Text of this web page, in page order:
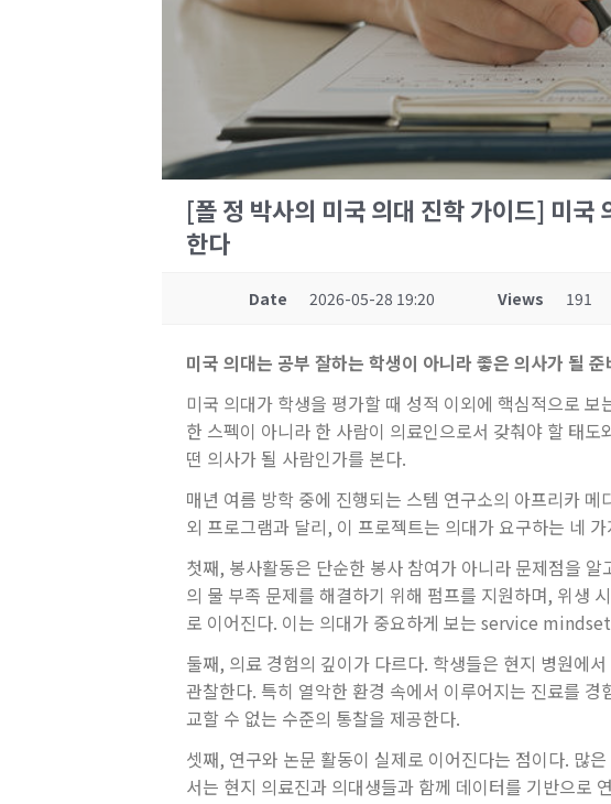
[폴 정 박사의 미국 의대 진학 가이드] 미국
한다
Date 2026-05-28 19:20 Views 191
미국 의대는 공부 잘하는 학생이 아니라 좋은 의사가 될 준
미국 의대가 학생을 평가할 때 성적 이외에 핵심적으로
한 스펙이 아니라 한 사람이 의료인으로서 갖춰야 할 태
떤 의사가 될 사람인가를 본다.
매년 여름 방학 중에 진행되는 스템 연구소의 아프리카
외 프로그램과 달리, 이 프로젝트는 의대가 요구하는 네
첫째, 봉사활동은 단순한 봉사 참여가 아니라 문제점을
의 물 부족 문제를 해결하기 위해 펌프를 지원하며, 위생
로 이어진다. 이는 의대가 중요하게 보는 service
둘째, 의료 경험의 깊이가 다르다. 학생들은 현지 병원에
관찰한다. 특히 열악한 환경 속에서 이루어지는 진료를
교할 수 없는 수준의 통찰을 제공한다.
셋째, 연구와 논문 활동이 실제로 이어진다는 점이다. 많
서는 현지 의료진과 의대생들과 함께 데이터를 기반으로